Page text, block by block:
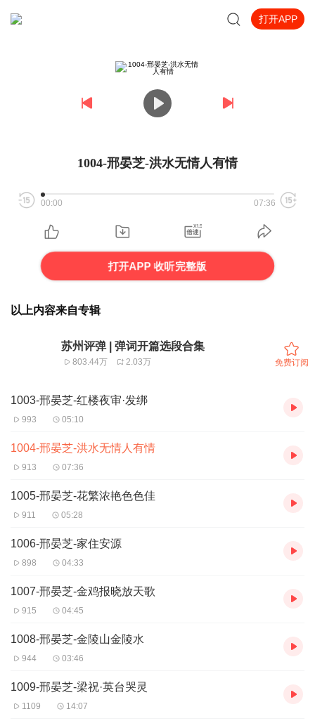
打开APP
1004-邢晏芝-洪水无情人有情
00:00 07:36
打开APP 收听完整版
以上内容来自专辑
苏州评弹 | 弹词开篇选段合集
803.44万 2.03万 免费订阅
1003-邢晏芝-红楼夜审·发绑
993 05:10
1004-邢晏芝-洪水无情人有情
913 07:36
1005-邢晏芝-花繁浓艳色色佳
911 05:28
1006-邢晏芝-家住安源
898 04:33
1007-邢晏芝-金鸡报晓放天歌
915 04:45
1008-邢晏芝-金陵山金陵水
944 03:46
1009-邢晏芝-梁祝·英台哭灵
1109 14:07